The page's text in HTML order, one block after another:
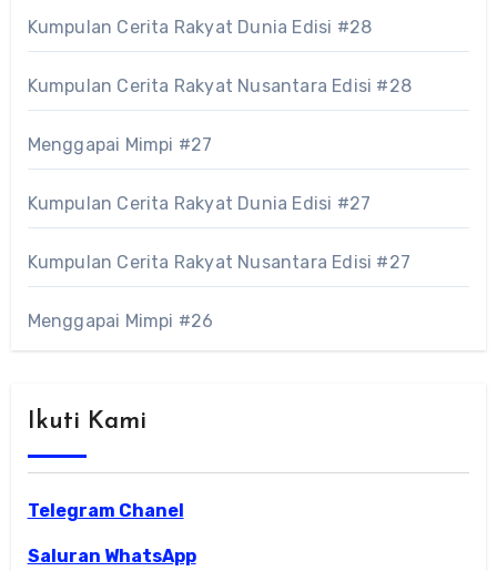
Kumpulan Cerita Rakyat Dunia Edisi #28
Kumpulan Cerita Rakyat Nusantara Edisi #28
Menggapai Mimpi #27
Kumpulan Cerita Rakyat Dunia Edisi #27
Kumpulan Cerita Rakyat Nusantara Edisi #27
Menggapai Mimpi #26
Ikuti Kami
Telegram Chanel
Saluran WhatsApp